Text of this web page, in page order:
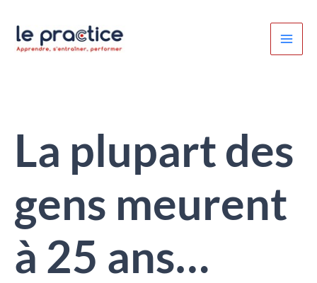
contenu
La plupart des
gens meurent
à 25 ans…